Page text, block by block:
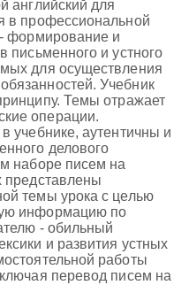
английский для
в профессиональной
формирование и
письменного и устного
для осуществления
Учебник
Темы отражает
операции.
учебнике, аутентичны и
делового
наборе писем на
представлены
темы урока с целью
информацию по
- обильный
и развития устных
работы
перевод писем на